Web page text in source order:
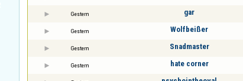
Gestern gar
Gestern Wolfbeißer
Gestern Snadmaster
Gestern hate corner